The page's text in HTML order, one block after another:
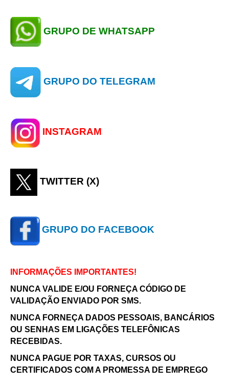
GRUPO DE WHATSAPP
GRUPO DO TELEGRAM
INSTAGRAM
TWITTER (X)
GRUPO DO FACEBOOK
INFORMAÇÕES IMPORTANTES!
NUNCA VALIDE E/OU FORNEÇA CÓDIGO DE
VALIDAÇÃO ENVIADO POR SMS.
NUNCA FORNEÇA DADOS PESSOAIS, BANCÁRIOS
OU SENHAS EM LIGAÇÕES TELEFÔNICAS
RECEBIDAS.
NUNCA PAGUE POR TAXAS, CURSOS OU
CERTIFICADOS COM A PROMESSA DE EMPREGO